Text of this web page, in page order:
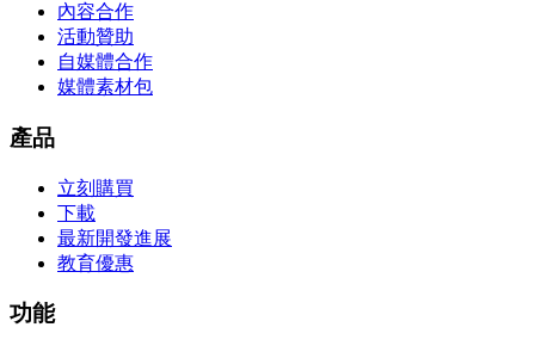
內容合作
活動贊助
自媒體合作
媒體素材包
產品
立刻購買
下載
最新開發進展
教育優惠
功能